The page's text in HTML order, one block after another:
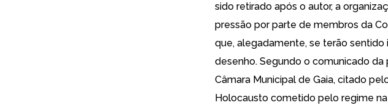
sido retirado após o autor, a
pressão por parte de membros da
que, alegadamente, se terão
desenho. Segundo o comunicado
Câmara Municipal de Gaia, citado
Holocausto cometido pelo regime